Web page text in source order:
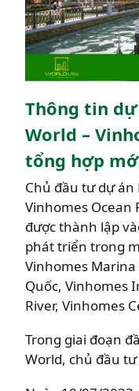
Thông tin
World –
tổng hợp
Chủ đầu tư dự án
Vinhomes Ocean
được thành lập
phát triển trong
Vinhomes Marina
Quốc, Vinhomes
River, Vinhomes
Trong giai đoạn
World, chủ đầu